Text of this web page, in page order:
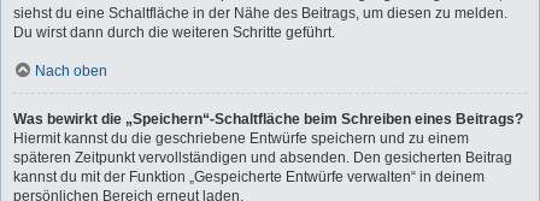
siehst du eine Schaltfläche in der Nähe des Beitrags, um diesen zu melden.
Du wirst dann durch die weiteren Schritte geführt.
Nach oben
Was bewirkt die „Speichern“-Schaltfläche beim Schreiben eines Beitrags?
Hiermit kannst du die geschriebene Entwürfe speichern und zu einem
späteren Zeitpunkt vervollständigen und absenden. Den gesicherten Beitrag
kannst du mit der Funktion „Gespeicherte Entwürfe verwalten“ in deinem
persönlichen Bereich erneut laden.